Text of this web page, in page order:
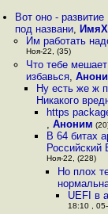
Вот оно -
под названи, ИмяХ
Им работать
Ноя-22, (35)
Что тебе
избавься,
Ну есть же ж
Никакого
https
,Аноним
В 64 битах
Российский
Ноя-22, (228)
Но плох
UEFI в
18:10 ,